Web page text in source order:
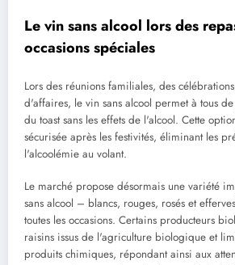
Le vin sans alcool lors des
occasions spéciales
Lors des réunions familiales, des
d'affaires, le vin sans alcool permet à tous
du toast sans les effets de l'alcool. Cette
sécurisée après les festivités, éliminant les
l'alcoolémie au volant.
Le marché propose désormais une variété
sans alcool – blancs, rouges, rosés et
toutes les occasions. Certains producteurs
raisins issus de l'agriculture biologique et
produits chimiques, répondant ainsi aux